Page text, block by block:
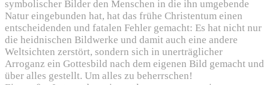
symbolischer Bilder den Menschen in die ihn umgebende
Natur eingebunden hat, hat das frühe Christentum einen
entscheidenden und fatalen Fehler gemacht: Es hat nicht nur
die heidnischen Bildwerke und damit auch eine andere
Weltsichten zerstört, sondern sich in unerträglicher
Arroganz ein Gottesbild nach dem eigenen Bild gemacht und
über alles gestellt. Um alles zu beherrschen!